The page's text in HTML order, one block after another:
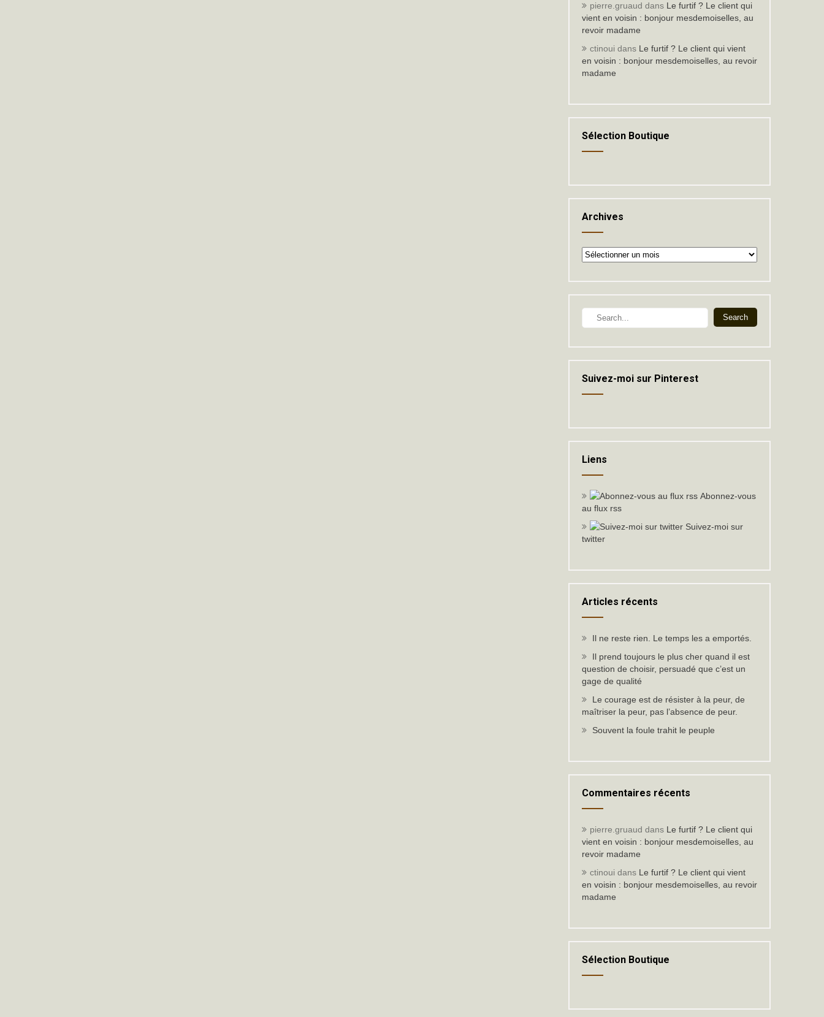
pierre.gruaud dans Le furtif ? Le client qui
vient en voisin : bonjour mesdemoiselles, au
revoir madame
ctinoui dans Le furtif ? Le client qui vient
en voisin : bonjour mesdemoiselles, au revoir
madame
Sélection Boutique
Archives
Archives
Suivez-moi sur Pinterest
Liens
Abonnez-vous
au flux rss
Suivez-moi sur
twitter
Articles récents
Il ne reste rien. Le temps les a emportés.
Il prend toujours le plus cher quand il est
question de choisir, persuadé que c’est un
gage de qualité
Le courage est de résister à la peur, de
maîtriser la peur, pas l’absence de peur.
Souvent la foule trahit le peuple
Commentaires récents
pierre.gruaud dans Le furtif ? Le client qui
vient en voisin : bonjour mesdemoiselles, au
revoir madame
ctinoui dans Le furtif ? Le client qui vient
en voisin : bonjour mesdemoiselles, au revoir
madame
Sélection Boutique